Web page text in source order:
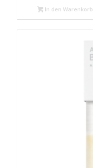
In den Warenkorb